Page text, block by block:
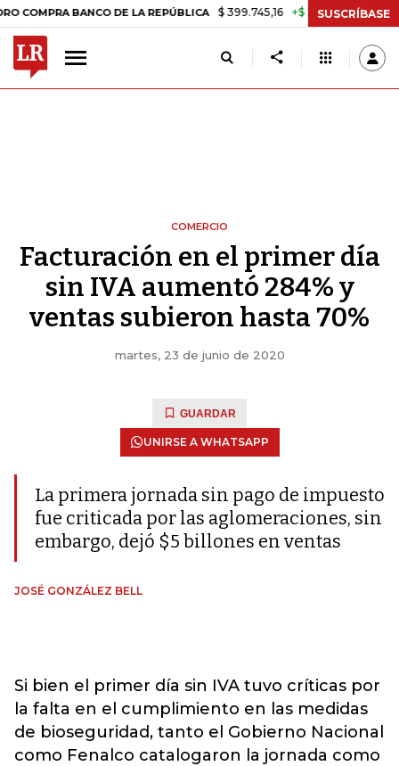
BANCO DE LA REPÚBLICA $ 399.745,16 +$ 2.295,71 +0,58%
SUSCRÍBASE
COMERCIO
Facturación en el primer día
sin IVA aumentó 284% y
ventas subieron hasta 70%
martes, 23 de junio de 2020
GUARDAR
UNIRSE A WHATSAPP
La primera jornada sin pago de impuesto
fue criticada por las aglomeraciones, sin
embargo, dejó $5 billones en ventas
JOSÉ GONZÁLEZ BELL
Si bien el primer día sin IVA tuvo críticas por
la falta en el cumplimiento en las medidas
de bioseguridad, tanto el Gobierno Nacional
como Fenalco catalogaron la jornada como